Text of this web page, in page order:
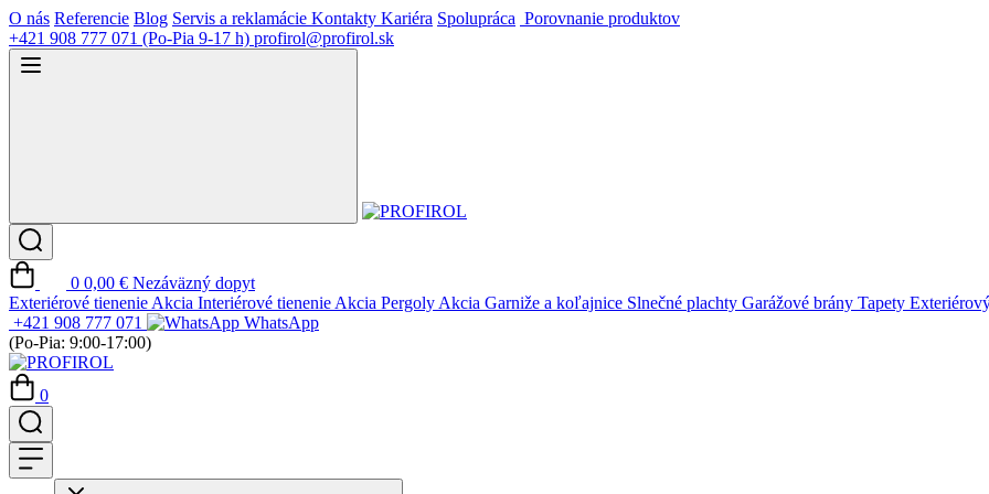
O nás Referencie Blog Servis a reklamácie Kontakty Kariéra Spolupráca Porovnanie produktov
+421 908 777 071 (Po-Pia 9-17 h) profirol@profirol.sk
0 0,00 € Nezáväzný dopyt
Exteriérové tienenie Akcia Interiérové tienenie Akcia Pergoly Akcia Garniže a koľajnice Slnečné plachty Garážové brány Tapety
+421 908 777 071
WhatsApp
(Po-Pia: 9:00-17:00)
0